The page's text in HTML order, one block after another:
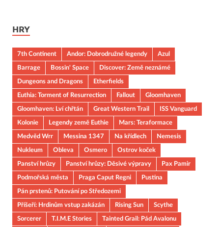
HRY
7th Continent Andor: Dobrodružné legendy
Azul
Barrage
Bossin' Space
Discover: Země neznámé
Dungeons and Dragons
Etherfields
Euthia: Torment of Resurrection
Fallout
Gloomhaven
Gloomhaven: Lví chřtán
Great Western Trail
ISS Vanguard
Kolonie
Legendy země Euthie
Mars: Teraformace
Medvěd Wrr
Messina 1347 Na křídlech
Nemesis
Nukleum
Obleva Osmero
Ostrov koček
Panství hrůzy
Panství hrůzy: Děsivé výpravy
Pax Pamir
Podmořská města
Praga Caput Regni
Pustina
Pán prstenů: Putování po Středozemi
Příšeří: Hrdinům vstup zakázán
Rising Sun
Scythe
Sorcerer
T.I.M.E Stories Tainted Grail: Pád Avalonu